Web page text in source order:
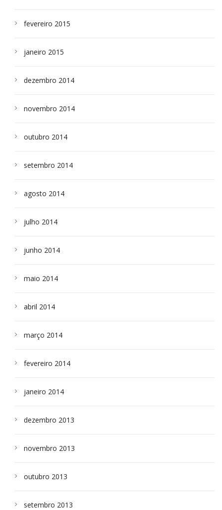
fevereiro 2015
janeiro 2015
dezembro 2014
novembro 2014
outubro 2014
setembro 2014
agosto 2014
julho 2014
junho 2014
maio 2014
abril 2014
março 2014
fevereiro 2014
janeiro 2014
dezembro 2013
novembro 2013
outubro 2013
setembro 2013